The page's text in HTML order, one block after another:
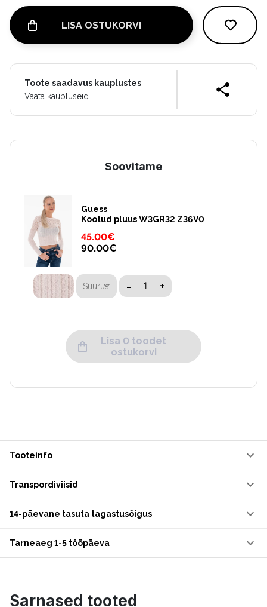
LISA OSTUKORVI
Toote saadavus kauplustes
Vaata kaupluseid
Soovitame
Guess
Kootud pluus W3GR32 Z36V0
45.00€
90.00€
Suurus - +
Lisa 0 toodet
ostukorvi
Tooteinfo
Transpordiviisid
14-päevane tasuta tagastusõigus
Tarneaeg 1-5 tööpäeva
Sarnased tooted